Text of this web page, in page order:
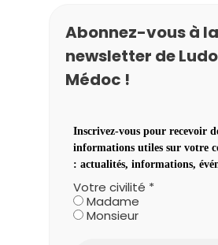
Abonnez-vous à la
newsletter de
Médoc !
Inscrivez-vous pour recevoir
informations utiles sur votre
: actualités, informations,
Votre civilité *
Madame
Monsieur